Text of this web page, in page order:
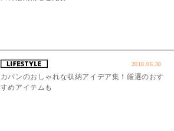
2018.06.30
カバンのおしゃれな収納アイデア集！厳選のおす
すめアイテムも